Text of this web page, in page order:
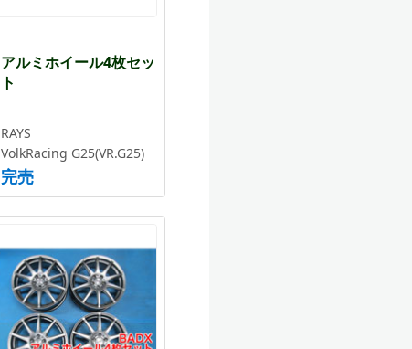
アルミホイール4枚セッ
ト
RAYS
VolkRacing G25(VR.G25)
完売